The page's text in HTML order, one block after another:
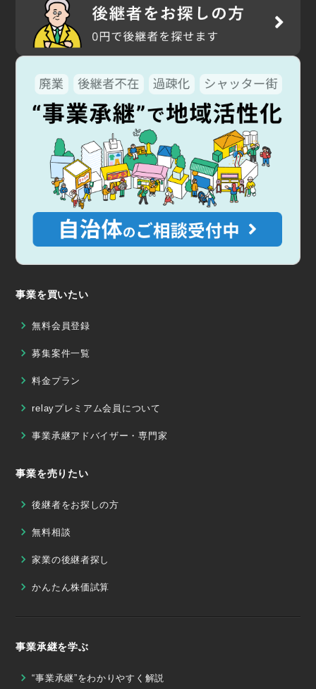
事業を買いたい
無料会員登録
募集案件一覧
料金プラン
relayプレミアム会員について
事業承継アドバイザー・専門家
事業を売りたい
後継者をお探しの方
無料相談
家業の後継者探し
かんたん株価試算
事業承継を学ぶ
“事業承継”をわかりやすく解説